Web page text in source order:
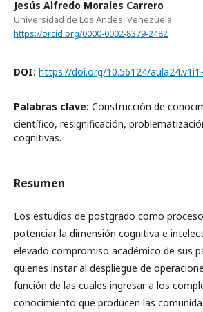
Jesús Alfredo Morales Carrero
Universidad de Los Andes, Venezuela
https://orcid.org/0000-0002-8379-2482
DOI: https://doi.org/10.56124/
Palabras clave: Construcción de
científico, resignificación,
cognitivas.
Resumen
Los estudios de postgrado como
potenciar la dimensión cognitiva e
elevado compromiso académico de sus
quienes instar al despliegue de
función de las cuales ingresar a los
conocimiento que producen las